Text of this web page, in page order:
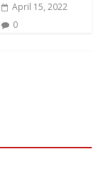
April 15, 2022
0